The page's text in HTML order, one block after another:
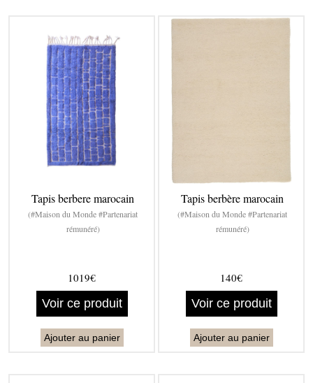
Tapis berbere marocain
(#Maison du Monde #Partenariat
rémunéré)
1019€
Voir ce produit
Ajouter au panier
Tapis berbère marocain
(#Maison du Monde #Partenariat
rémunéré)
140€
Voir ce produit
Ajouter au panier